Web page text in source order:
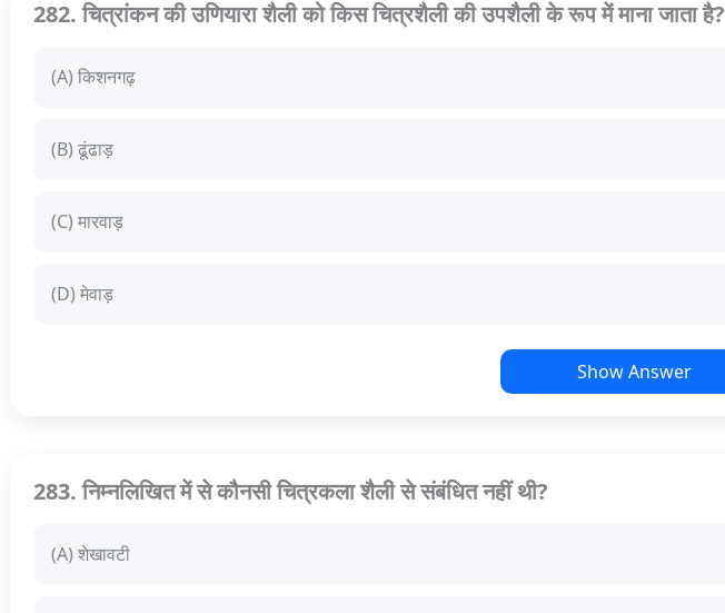
282. चित्रांकन की उणियारा शैली को किस चित्रशैली की उपशैली के रूप में माना जाता है?
(A) किशनगढ़
(B) ढूंढाड़
(C) मारवाड़
(D) मेवाड़
Show Answer
283. निम्नलिखित में से कौनसी चित्रकला शैली से संबंधित नहीं थी?
(A) शेखावटी